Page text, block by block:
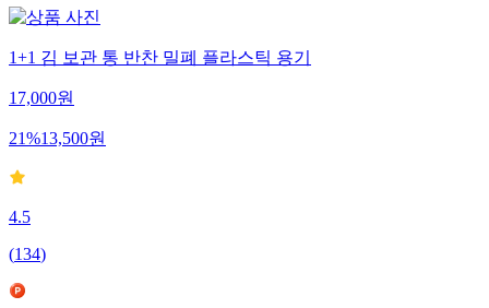
1+1 김 보관 통 반찬 밀폐 플라스틱 용기
17,000원
21%13,500원
4.5
(134)